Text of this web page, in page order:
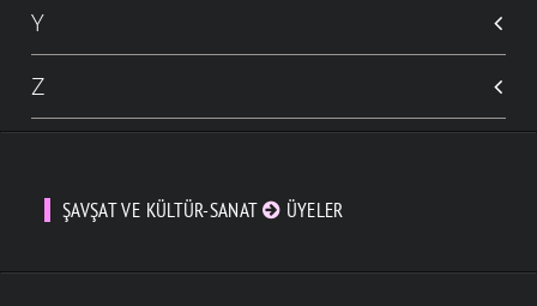
Y
Z
ŞAVŞAT VE KÜLTÜR-SANAT ÜYELER